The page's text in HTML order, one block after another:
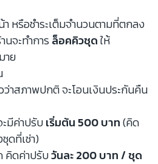
า หรือชำระเต็มจำนวนตามที่ตกลง
นจะทำการล็อคคิวชุดให้
าย
ว่าสภาพปกติ จะโอนเงินประกันคืน
ะมีค่าปรับเริ่มต้น 500 บาท(คิด
ดที่เช่า)
คิดค่าปรับวันละ 200 บาท / ชุด